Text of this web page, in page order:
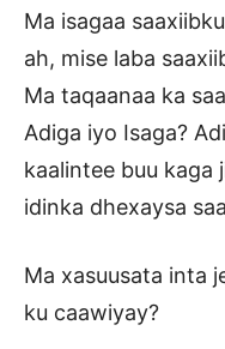
Ma isagaa
ah, mise laba
Ma taqaanaa ka
Adiga iyo Isaga?
kaalintee buu kaga
idinka dhexaysa
Ma xasuusata inta
ku caawiyay?